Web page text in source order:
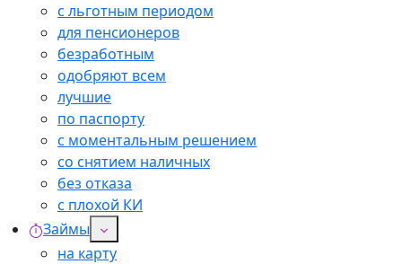
с льготным периодом
для пенсионеров
безработным
одобряют всем
лучшие
по паспорту
с моментальным решением
со снятием наличных
без отказа
с плохой КИ
Займы
на карту